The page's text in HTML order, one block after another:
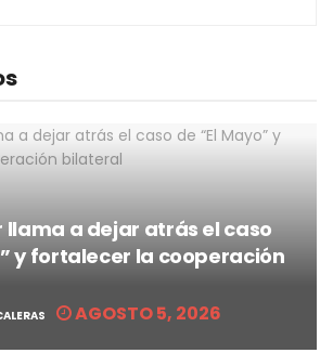
llama a dejar atrás el caso
y fortalecer la cooperación
AGOSTO 5, 2026